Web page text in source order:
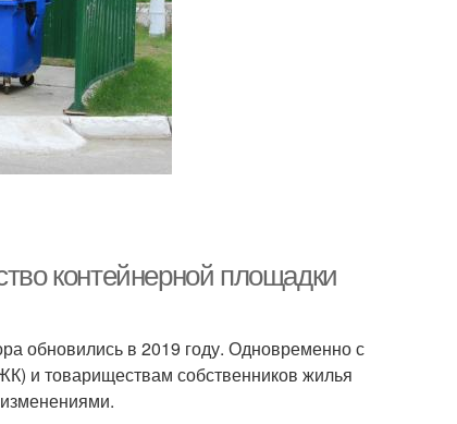
контейнерной площадки
обновились в 2019 году. Одновременно с
и товариществам собственников жилья